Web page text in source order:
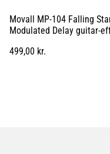
Movall MP-104 Falling
Modulated Delay guitar-
499,00 kr.